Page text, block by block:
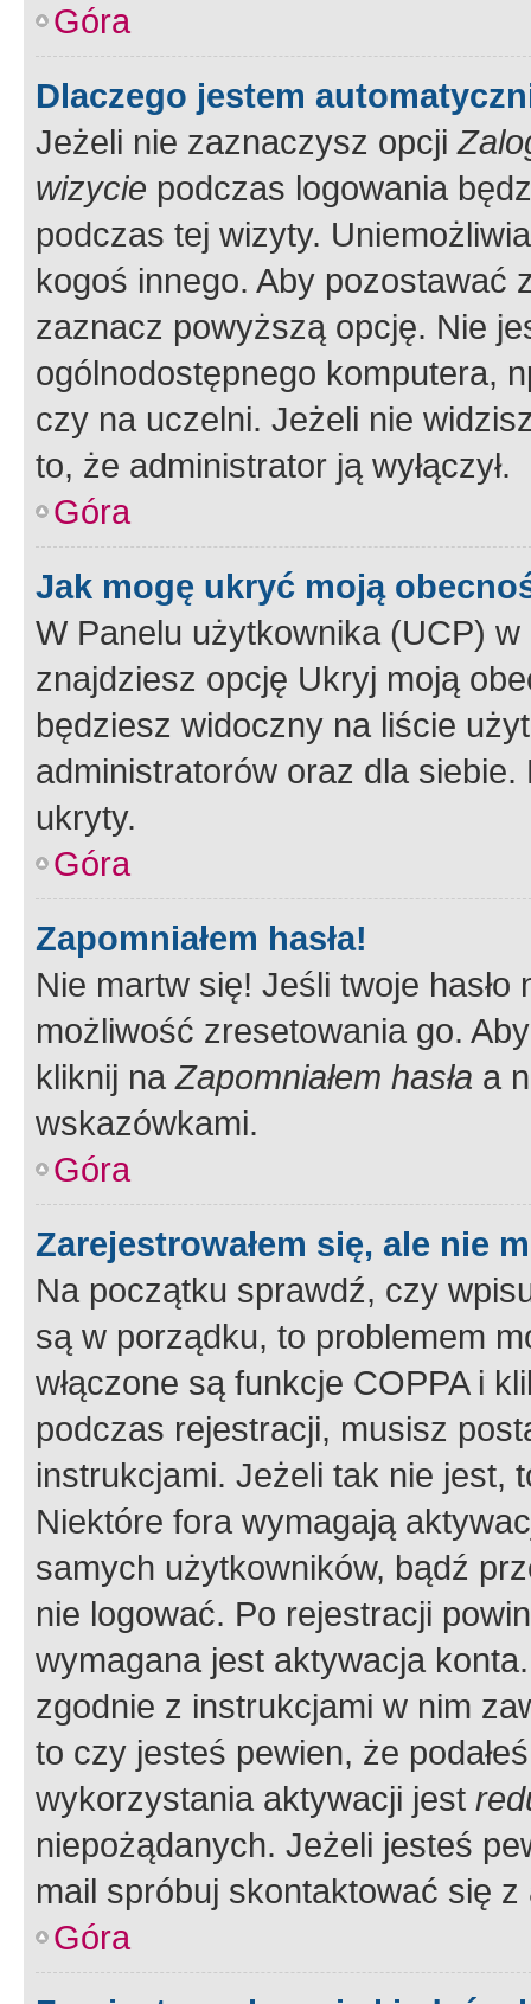
Góra
Dlaczego jestem
Jeżeli nie zaznaczysz opcji
wizycie podczas logowania
podczas tej wizyty.
kogoś innego. Aby pozostawać
zaznacz powyższą opcję. Nie
ogólnodostępnego komputera,
czy na uczelni. Jeżeli nie
to, że administrator ją wyłączył.
Góra
Jak mogę ukryć moją
W Panelu użytkownika (UCP) w
znajdziesz opcję Ukryj moją
będziesz widoczny na liście
administratorów oraz dla
ukryty.
Góra
Zapomniałem hasła!
Nie martw się! Jeśli twoje
możliwość zresetowania go.
kliknij naZapomniałem hasła a
wskazówkami.
Góra
Zarejestrowałem się, ale nie
Na początku sprawdź, czy
są w porządku, to problemem
włączone są funkcje COPPA i
podczas rejestracji, musisz
instrukcjami. Jeżeli tak nie jest,
Niektóre fora wymagają
samych użytkowników, bądź
nie logować. Po rejestracji
wymagana jest aktywacja
zgodnie z instrukcjami w nim
to czy jesteś pewien, że
wykorzystania aktywacji jest
niepożądanych. Jeżeli jesteś
mail spróbuj skontaktować się
Góra